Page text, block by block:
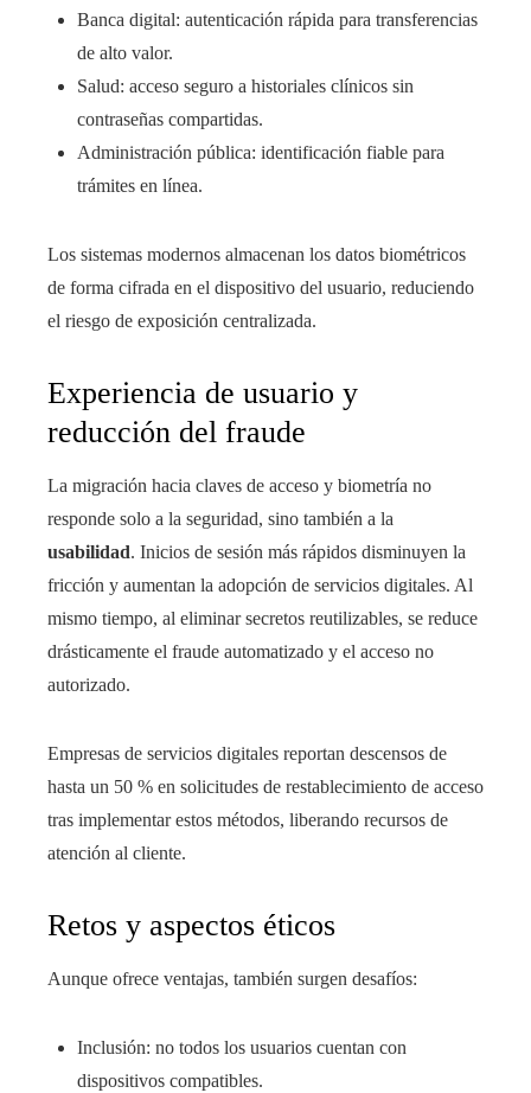
Banca digital: autenticación rápida para transferencias
de alto valor.
Salud: acceso seguro a historiales clínicos sin
contraseñas compartidas.
Administración pública: identificación fiable para
trámites en línea.
Los sistemas modernos almacenan los datos biométricos
de forma cifrada en el dispositivo del usuario, reduciendo
el riesgo de exposición centralizada.
Experiencia de usuario y
reducción del fraude
La migración hacia claves de acceso y biometría no
responde solo a la seguridad, sino también a la
usabilidad. Inicios de sesión más rápidos disminuyen la
fricción y aumentan la adopción de servicios digitales. Al
mismo tiempo, al eliminar secretos reutilizables, se reduce
drásticamente el fraude automatizado y el acceso no
autorizado.
Empresas de servicios digitales reportan descensos de
hasta un 50 % en solicitudes de restablecimiento de acceso
tras implementar estos métodos, liberando recursos de
atención al cliente.
Retos y aspectos éticos
Aunque ofrece ventajas, también surgen desafíos:
Inclusión: no todos los usuarios cuentan con
dispositivos compatibles.